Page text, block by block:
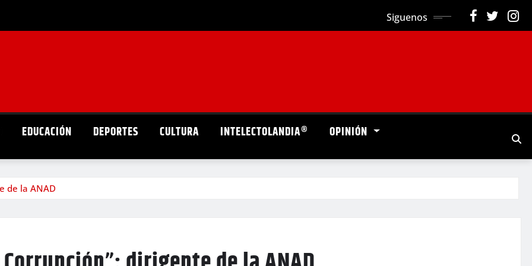
Siguenos
EDUCACIÓN DEPORTES CULTURA INTELECTOLANDIA® OPINIÓN
de la ANAD